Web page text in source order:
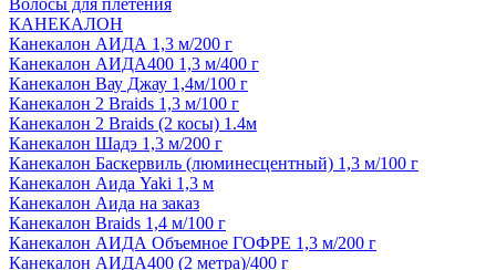
Волосы для плетения
КАНЕКАЛОН
Канекалон АИДА 1,3 м/200 г
Канекалон АИДА400 1,3 м/400 г
Канекалон Вау Джау 1,4м/100 г
Канекалон 2 Braids 1,3 м/100 г
Канекалон 2 Braids (2 косы) 1.4м
Канекалон Шадэ 1,3 м/200 г
Канекалон Баскервиль (люминесцентный) 1,3 м/100 г
Канекалон Аида Yaki 1,3 м
Канекалон Аида на заказ
Канекалон Braids 1,4 м/100 г
Канекалон АИДА Объемное ГОФРЕ 1,3 м/200 г
Канекалон АИДА400 (2 метра)/400 г